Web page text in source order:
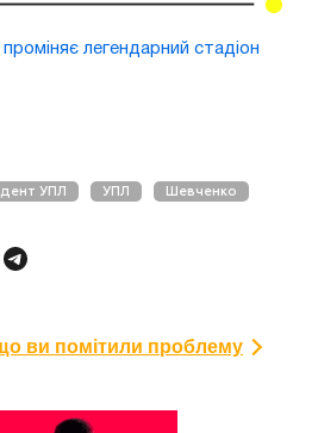
проміняє легендарний стадіон
УПЛ УПЛ Шевченко
ви помітили проблему